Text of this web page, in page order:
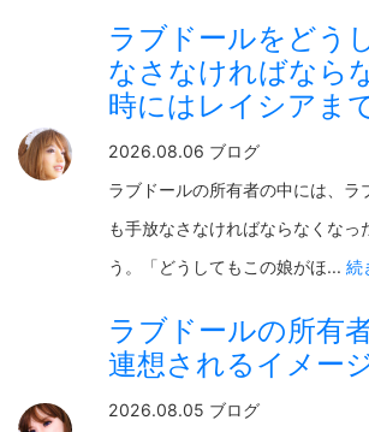
ラブドールをどう
なさなければなら
時にはレイシアま
2026.08.06 ブログ
ラブドールの所有者の中には、ラ
も手放なさなければならなくなっ
う。「どうしてもこの娘がほ... 続
ラブドールの所有
連想されるイメー
2026.08.05 ブログ